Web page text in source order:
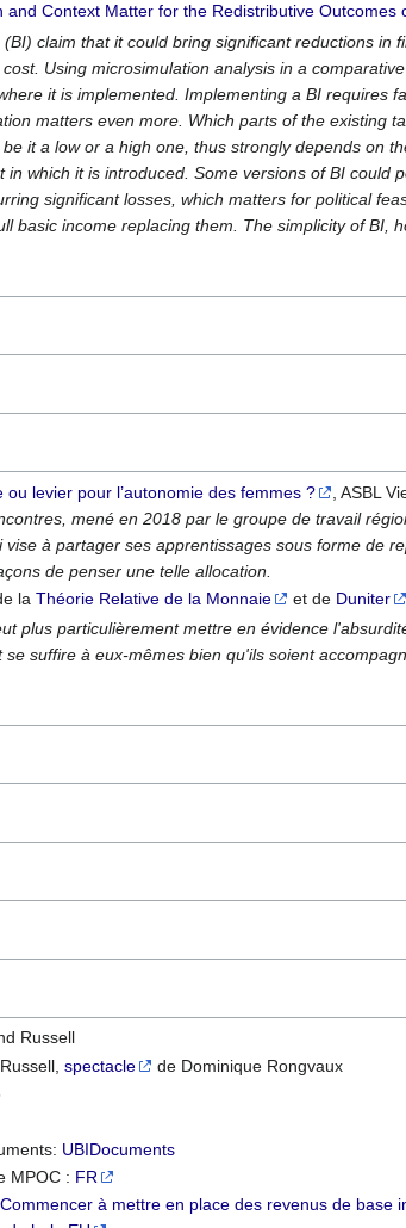
and Context Matter for the Redistributive Outcomes
claim that it could bring significant reductions
Using microsimulation analysis in a
it is implemented. Implementing a BI requires
matters even more. Which parts of the existing
it a low or a high one, thus strongly depends on
in which it is introduced. Some versions of BI
significant losses, which matters for political
basic income replacing them. The simplicity of BI,
levier pour l’autonomie des femmes ? , ASBL
mené en 2018 par le groupe de travail
à partager ses apprentissages sous forme de
de penser une telle allocation.
laThéorie Relative de la Monnaie et de Duniter
plus particulièrement mettre en évidence
suffire à eux-mêmes bien qu'ils soient
Russell
spectacle
de Dominique Rongvaux
UBIDocuments
MPOC : FR
à mettre en place des revenus de base